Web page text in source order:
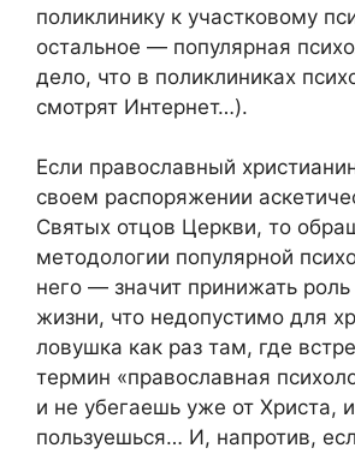
поликлинику к участковому
остальное — популярная
дело, что в поликлиниках
смотрят Интернет…).
Если православный
своем распоряжении
Святых отцов Церкви, то
методологии популярной
него — значит принижать роль
жизни, что недопустимо для
ловушка как раз там, где
термин «православная
и не убегаешь уже от Христа,
пользуешься… И, напротив,